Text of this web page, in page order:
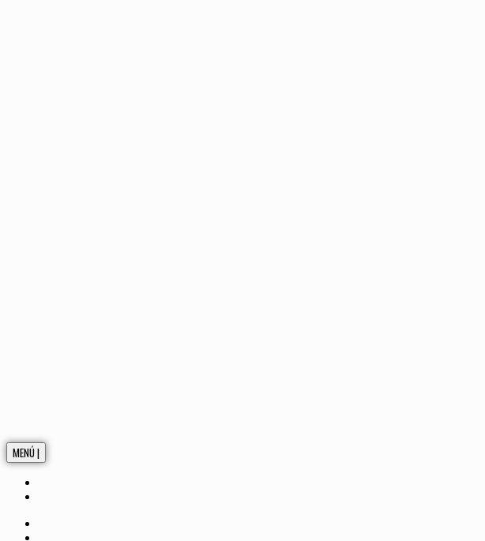
MENÚ |